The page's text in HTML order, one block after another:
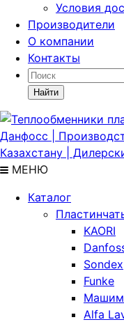
Условия
Производители
О компании
Контакты
Найти
МЕНЮ
Каталог
KAORI
Sondex
Funke
Alfa